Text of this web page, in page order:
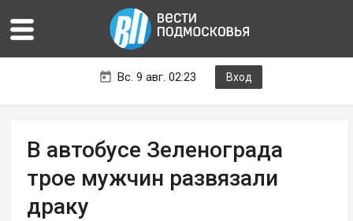
Вс. 9 авг. 02:23 Вход
В автобусе Зеленограда
трое мужчин развязали
драку